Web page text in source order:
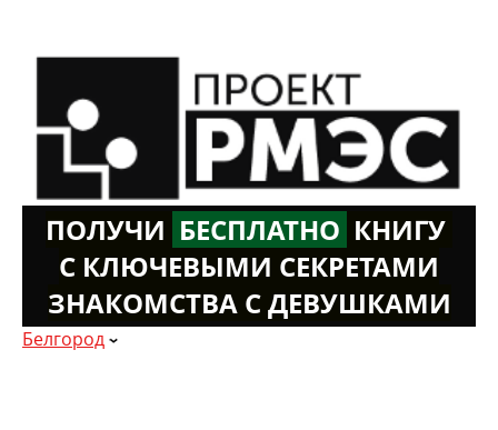
ПОЛУЧИ БЕСПЛАТНО КНИГУ
С КЛЮЧЕВЫМИ СЕКРЕТАМИ
ЗНАКОМСТВА С ДЕВУШКАМИ
Белгород